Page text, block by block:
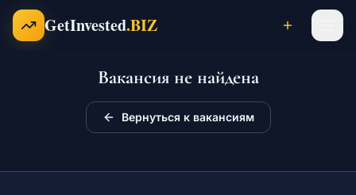
Перейти к содержимому
GetInvested.BIZ
ПроектыВакансия не найдена
Вернуться к вакансиям